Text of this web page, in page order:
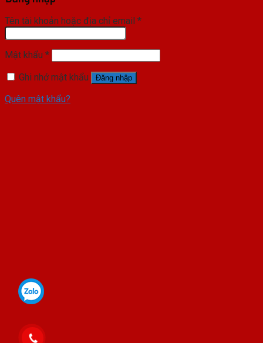
Tên tài khoản hoặc địa chỉ email *
Mật khẩu *
Ghi nhớ mật khẩu
Đăng nhập
Quên mật khẩu?